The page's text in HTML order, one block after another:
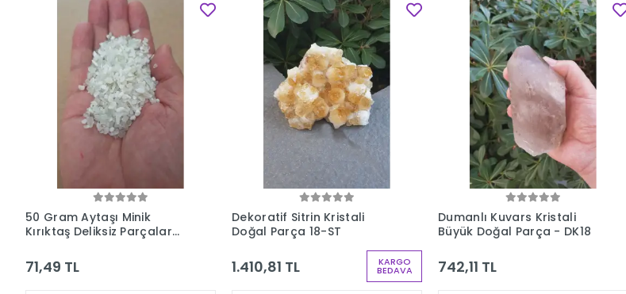
50 Gram Aytaşı Minik
Kırıktaş Deliksiz Parçalar
71,49 TL
Dekoratif Sitrin Kristali
Doğal Parça 18-ST
1.410,81 TL KARGO
BEDAVA
Dumanlı Kuvars Kristali
Büyük Doğal Parça - DK18
742,11 TL